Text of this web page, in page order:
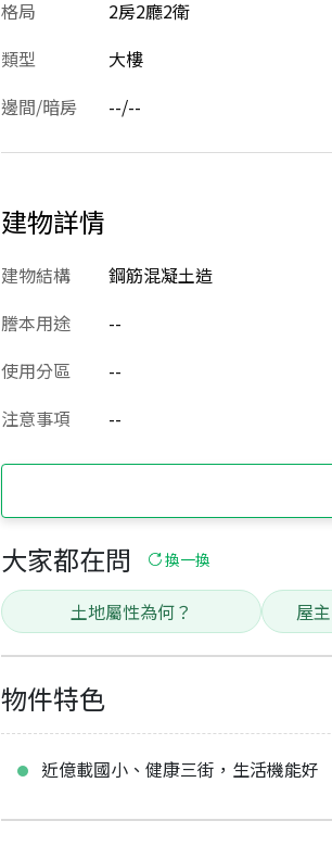
格局
2房2廳2衛
類型
大樓
邊間/暗房
--/--
建物詳情
建物結構 鋼筋混凝土造
謄本用途
--
使用分區
--
注意事項
--
大家都在問 換一換
土地屬性為何？ 屋
物件特色
近億載國小、健康三街，生活機能好